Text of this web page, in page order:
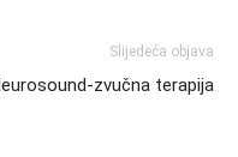
Slijedeća objava
zvučna terapija